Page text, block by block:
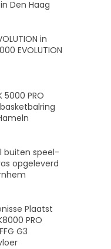
Den Haag
in
EVOLUTION
5000 PRO
buiten speel-
opgeleverd
Plaatst
PRO
G3